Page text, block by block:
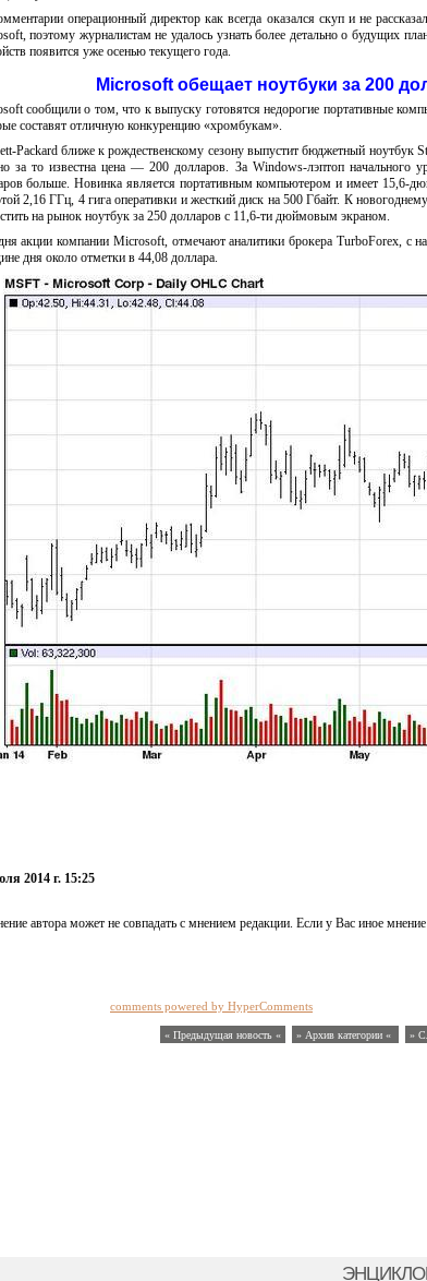
операционный директор как всегда оказался скуп и не
поэтому журналистам не удалось узнать более детально о будущих
появится уже осенью текущего года.
Microsoft обещает ноутбуки за 200
сообщили о том, что к выпуску готовятся недорогие портативные
составят отличную конкуренцию «хромбукам».
Packard ближе к рождественскому сезону выпустит бюджетный ноутбук
за то известна цена — 200 долларов. За Windows-лэптоп начального
больше. Новинка является портативным компьютером и имеет 15,6-
2,16 ГГц, 4 гига оперативки и жесткий диск на 500 Гбайт. К
на рынок ноутбук за 250 долларов с 11,6-ти дюймовым экраном.
акции компании Microsoft, отмечают аналитики брокера TurboForex, с
дня около отметки в 44,08 доллара.
2014 г. 15:25
автора может не совпадать с мнением редакции. Если у Вас иное
comments powered by HyperComments
« Предыдущая новость « » Архив категории « »